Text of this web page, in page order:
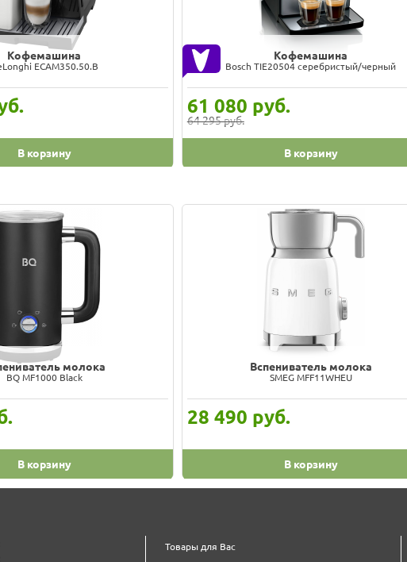
Кофемашина
ECAM350.50.B
В корзину
Кофемашина
Bosch TIE20504 серебристый/черный
61 080 руб.
64 295 руб.
В корзину
молока
Smeg MFF02WHEU
В корзину
Вспениватель молока
Smeg MFF02BLEU
14 490 руб.
В корзину
Товары для Вас